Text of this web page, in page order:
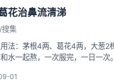
花治鼻流清涕
搜集
法：茅根4两、葛花4两，大葱2
水一起熬，一次服完，一日一次。
01